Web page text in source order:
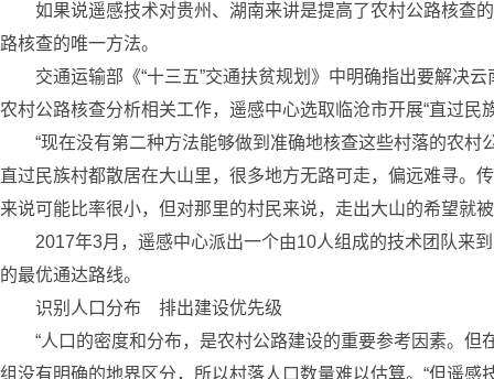
如果说遥感技术对贵州、湖南来讲是提高了农村公路核查的
路核查的唯一方法。
交通运输部《“十三五”交通扶贫规划》中明确指出要解决云
农村公路核查分析相关工作，遥感中心选取临沧市开展“直过民
“现在没有第二种方法能够做到准确地核查这些村落的农村
直过民族村都散居在大山里，很多地方无路可走，偏远难寻。
来说可能比率很小，但对那里的村民来说，走出大山的希望就
2017年3月，遥感中心派出一个由10人组成的技术团队来到
的最优通达路线。
识别人口分布 排出建设优先级
“人口的密度和分布，是农村公路建设的重要参考因素。但
组没有明确的地界区分，所以村落人口数量难以估算。“但遥